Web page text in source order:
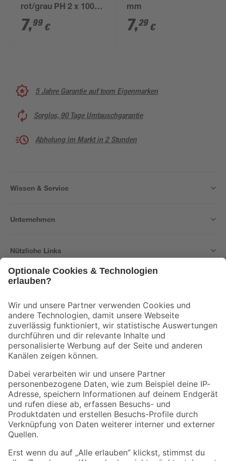
rot/grau PH 2 x 100
mm
7,99 €
mm
7,29 €
5 Jahre Garantie auf toom Eigenmarken
Sorglos, 90 Tage Umtauschgarantie
Abholung im Markt in 2 Stunden
Wissen & Service
Unternehmen
Nützliche Links
Der toom Newsletter: Keine Angebote und Aktionen mehr verpassen!
Zur Newsletter Anmeldung
Folge uns
Zahlungsarten Versandarten
Sicher einkaufen